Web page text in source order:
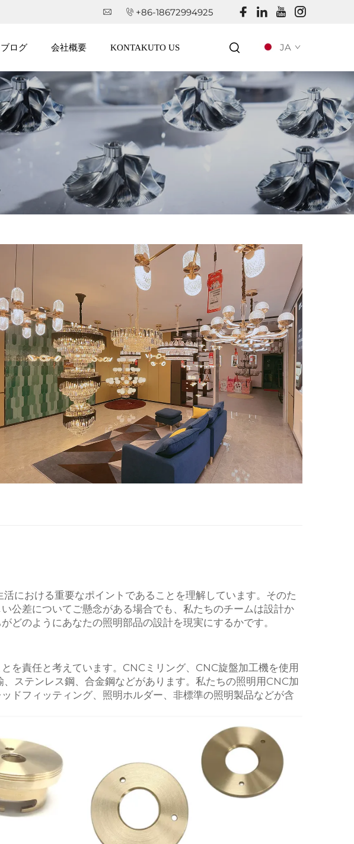
+86-18672994925
ブログ 会社概要 KONTAKUTO US JA
における重要なポイントであることを理解しています。そのた
公差についてご懸念がある場合でも、私たちのチームは設計か
どのようにあなたの照明部品の設計を現実にするかです。
を責任と考えています。CNCミリング、CNC旋盤加工機を使用
ステンレス鋼、合金鋼などがあります。私たちの照明用CNC加
ドフィッティング、照明ホルダー、非標準の照明製品などが含